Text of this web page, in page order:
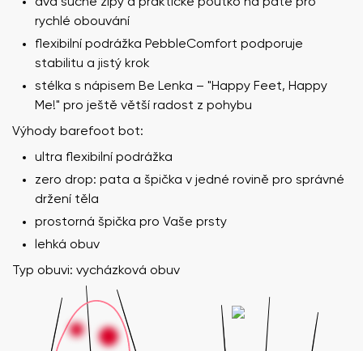
rychlé obouvání
flexibilní podrážka PebbleComfort podporuje
stabilitu a jistý krok
stélka s nápisem Be Lenka – "Happy Feet, Happy
Me!" pro ještě větší radost z pohybu
Výhody barefoot bot:
ultra flexibilní podrážka
zero drop: pata a špička v jedné rovině pro správné
držení těla
prostorná špička pro Vaše prsty
lehká obuv
Typ obuvi: vycházková obuv